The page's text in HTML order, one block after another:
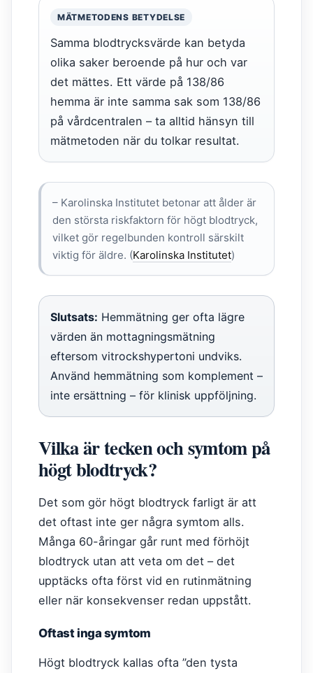
MÄTMETODENS BETYDELSE
Samma blodtrycksvärde kan betyda
olika saker beroende på hur och var
det mättes. Ett värde på 138/86
hemma är inte samma sak som 138/86
på vårdcentralen – ta alltid hänsyn till
mätmetoden när du tolkar resultat.
– Karolinska Institutet betonar att ålder är
den största riskfaktorn för högt blodtryck,
vilket gör regelbunden kontroll särskilt
viktig för äldre. (Karolinska Institutet)
Slutsats: Hemmätning ger ofta lägre
värden än mottagningsmätning
eftersom vitrockshypertoni undviks.
Använd hemmätning som komplement –
inte ersättning – för klinisk uppföljning.
Vilka är tecken och symtom på
högt blodtryck?
Det som gör högt blodtryck farligt är att
det oftast inte ger några symtom alls.
Många 60-åringar går runt med förhöjt
blodtryck utan att veta om det – det
upptäcks ofta först vid en rutinmätning
eller när konsekvenser redan uppstått.
Oftast inga symtom
Högt blodtryck kallas ofta ”den tysta